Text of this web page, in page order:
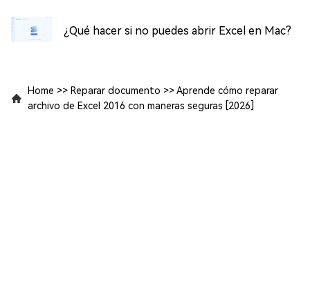
¿Qué hacer si no puedes abrir Excel en Mac?
Home >> Reparar documento >>Aprende cómo reparar
archivo de Excel 2016 con maneras seguras [2026]